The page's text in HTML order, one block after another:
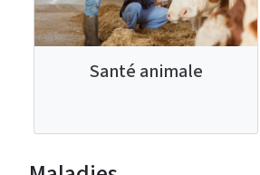
Santé animale